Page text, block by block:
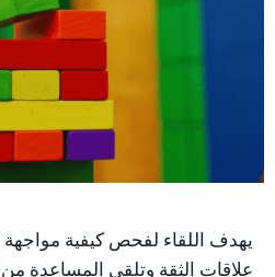
يهدف اللقاء لفحص كيفية مواجهة
علاقات الثقة وتلقي المساعدة من